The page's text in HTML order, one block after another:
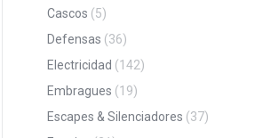
Cascos (5)
Defensas (36)
Electricidad (142)
Embragues (19)
Escapes & Silenciadores (37)